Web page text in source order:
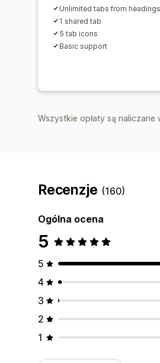
Unlimited tabs from headings
1 shared tab
5 tab icons
Basic support
Wszystkie opłaty są
Recenzje (160)
Ogólna ocena
5
5
4
3
2
1